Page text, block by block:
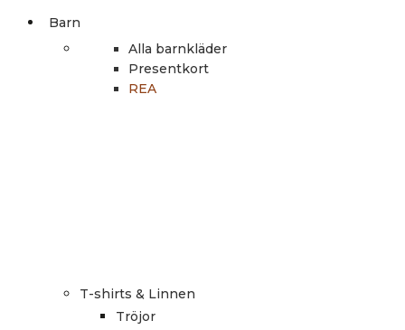
Barn
Alla barnkläder
Presentkort
REA
T-shirts & Linnen
Tröjor